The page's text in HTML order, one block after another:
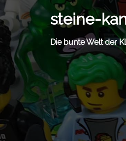
Zum
Inhalt
springen
steine-
Die bunte Welt der